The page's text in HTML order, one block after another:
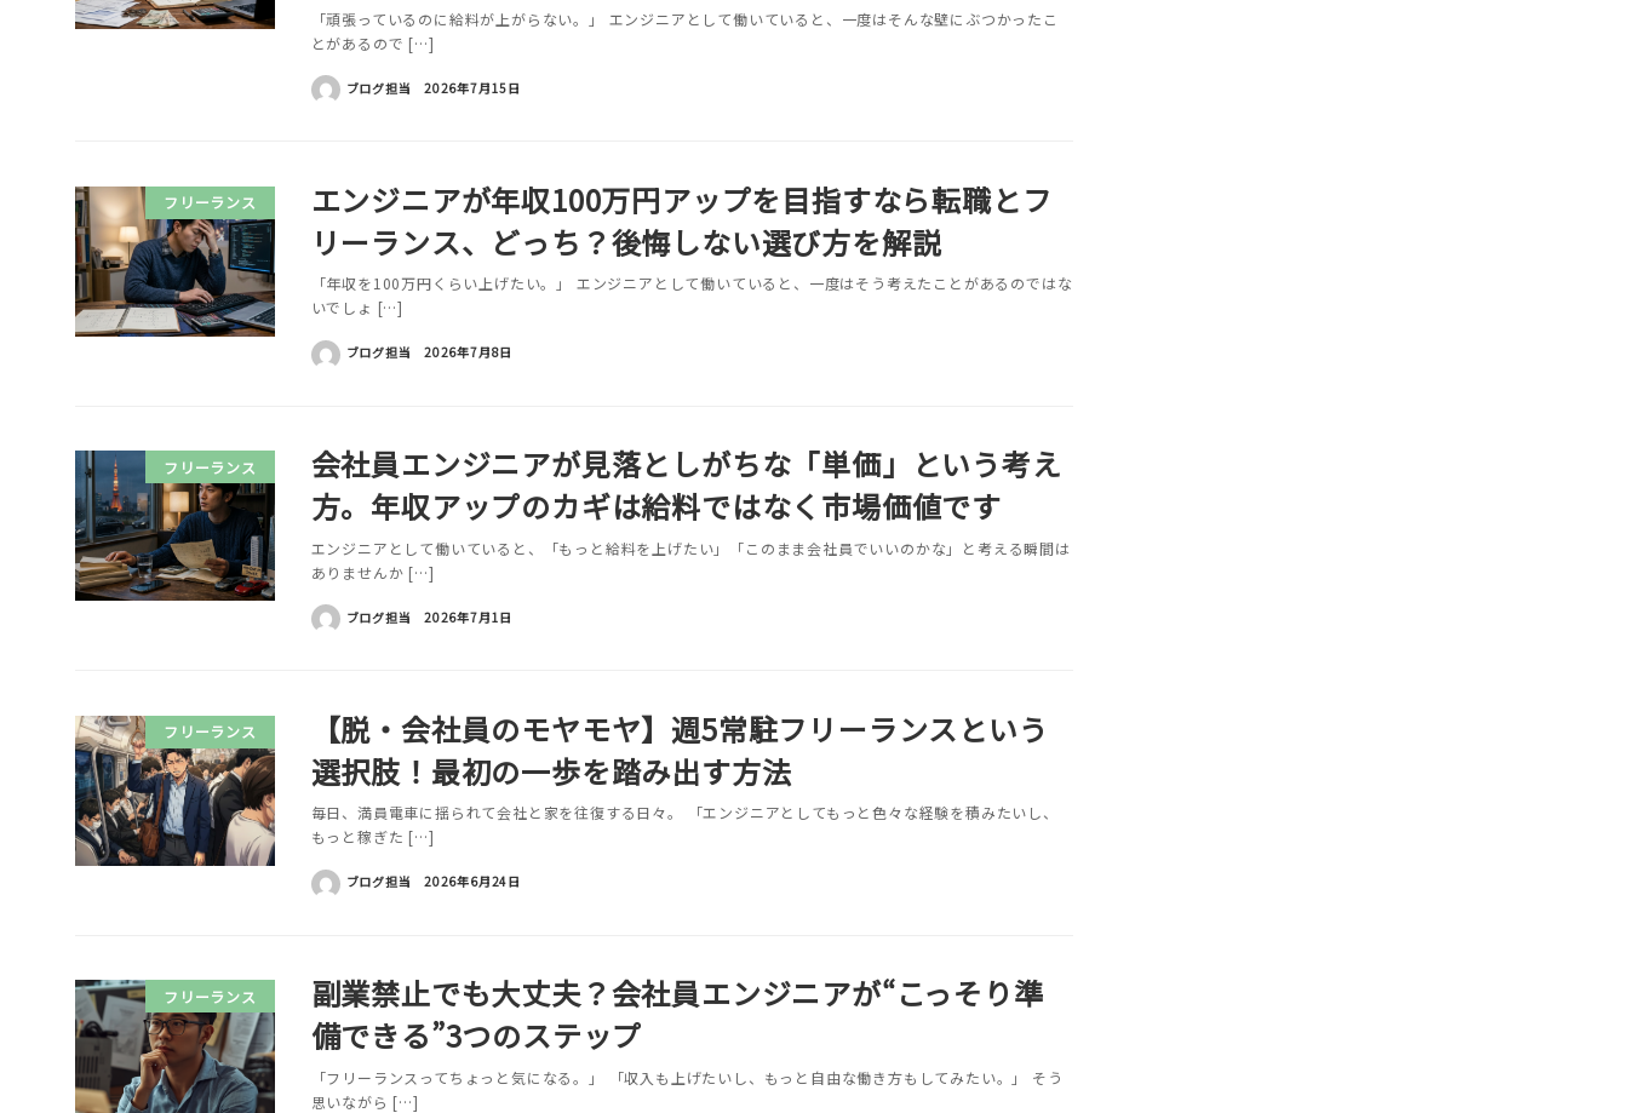
「頑張っているのに給料が上がらない。」 エンジニアとして働いていると、一度はそんな壁にぶつかったこ
とがあるので […]
ブログ担当 2026年7月15日
フリーランス
エンジニアが年収100万円アップを目指すなら転職とフ
リーランス、どっち？後悔しない選び方を解説
「年収を100万円くらい上げたい。」 エンジニアとして働いていると、一度はそう考えたことがあるのではな
いでしょ […]
ブログ担当 2026年7月8日
フリーランス
会社員エンジニアが見落としがちな「単価」という考え
方。年収アップのカギは給料ではなく市場価値です
エンジニアとして働いていると、「もっと給料を上げたい」「このまま会社員でいいのかな」と考える瞬間は
ありませんか […]
ブログ担当 2026年7月1日
フリーランス
【脱・会社員のモヤモヤ】週5常駐フリーランスという
選択肢！最初の一歩を踏み出す方法
毎日、満員電車に揺られて会社と家を往復する日々。 「エンジニアとしてもっと色々な経験を積みたいし、
もっと稼ぎた […]
ブログ担当 2026年6月24日
フリーランス
副業禁止でも大丈夫？会社員エンジニアが“こっそり準
備できる”3つのステップ
「フリーランスってちょっと気になる。」 「収入も上げたいし、もっと自由な働き方もしてみたい。」 そう
思いながら […]